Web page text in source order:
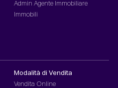
Admin Agente Immobiliare
Immobili
Modalità di Vendita
Vendita Online